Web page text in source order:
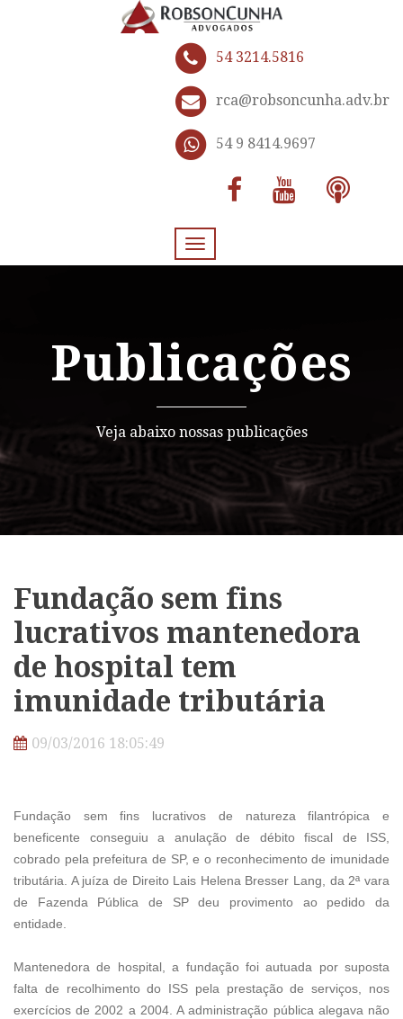
54 3214.5816
rca@robsoncunha.adv.br
54 9 8414.9697
Toggle
navigation
Publicações
Veja abaixo nossas publicações
Fundação sem fins
lucrativos mantenedora
de hospital tem
imunidade tributária
09/03/2016 18:05:49
Fundação sem fins lucrativos de natureza filantrópica e
beneficente conseguiu a anulação de débito fiscal de ISS,
cobrado pela prefeitura de SP, e o reconhecimento de imunidade
tributária. A juíza de Direito Lais Helena Bresser Lang, da 2ª vara
de Fazenda Pública de SP deu provimento ao pedido da
entidade.
Mantenedora de hospital, a fundação foi autuada por suposta
falta de recolhimento do ISS pela prestação de serviços, nos
exercícios de 2002 a 2004. A administração pública alegava não